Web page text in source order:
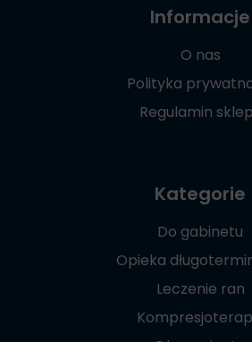
Informacje
O nas
Polityka
Regulamin
Kategorie
Do gabinetu
Opieka
Leczenie ran